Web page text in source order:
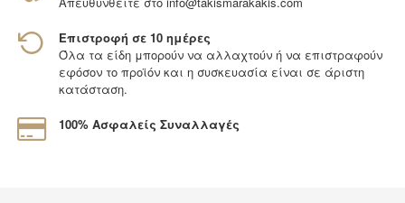
Επιστροφή σε 10 ημέρες
Όλα τα είδη μπορούν να αλλαχτούν ή να επιστραφούν
εφόσον το προϊόν και η συσκευασία είναι σε άριστη
κατάσταση.
100% Ασφαλείς Συναλλαγές